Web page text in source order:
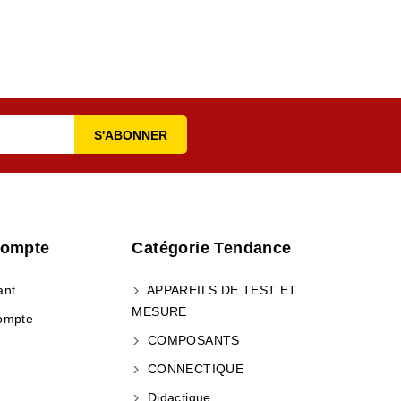
Catégorie Tendance
APPAREILS DE TEST ET
MESURE
COMPOSANTS
CONNECTIQUE
Didactique